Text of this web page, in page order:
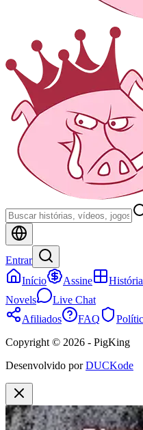
Entrar
Início
Assine
Novels
Live Chat
Afiliados
FAQ
Copyright © 2026 - PigKing
Desenvolvido por DUCKode